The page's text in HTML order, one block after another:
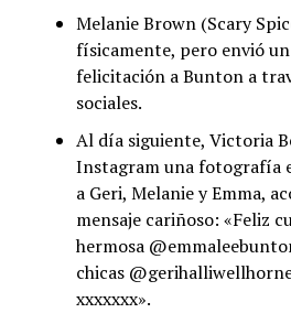
Melanie Brown (Scary
físicamente, pero envió un
felicitación a Bunton a
sociales.
Al día siguiente, Victoria
Instagram una fotografía
a Geri, Melanie y Emma,
mensaje cariñoso: «Feliz
hermosa
chicas
xxxxxxx».